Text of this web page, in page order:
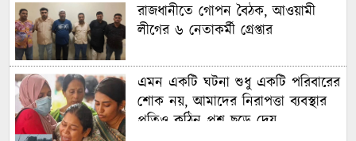
রাজধানীতে গোপন বৈঠক, আওয়ামী
লীগের ৬ নেতাকর্মী গ্রেপ্তার
এমন একটি ঘটনা শুধু একটি পরিবারের
শোক নয়, আমাদের নিরাপত্তা ব্যবস্থার
প্রতিও কঠিন প্রশ্ন ছুড়ে দেয়